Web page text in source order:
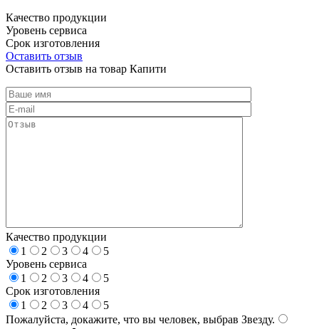
Качество продукции
Уровень сервиса
Срок изготовления
Оставить отзыв
Оставить отзыв на товар Капити
Качество продукции
1
2 3 4
5
Уровень сервиса
1
2 3 4
5
Срок изготовления
1
2 3 4
5
Пожалуйста, докажите, что вы человек, выбрав Звезду.